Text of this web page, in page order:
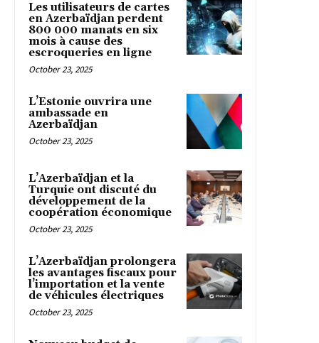
Les utilisateurs de cartes
en Azerbaïdjan perdent
800 000 manats en six
mois à cause des
escroqueries en ligne
October 23, 2025
L’Estonie ouvrira une
ambassade en
Azerbaïdjan
October 23, 2025
L’Azerbaïdjan et la
Turquie ont discuté du
développement de la
coopération économique
October 23, 2025
L’Azerbaïdjan prolongera
les avantages fiscaux pour
l’importation et la vente
de véhicules électriques
October 23, 2025